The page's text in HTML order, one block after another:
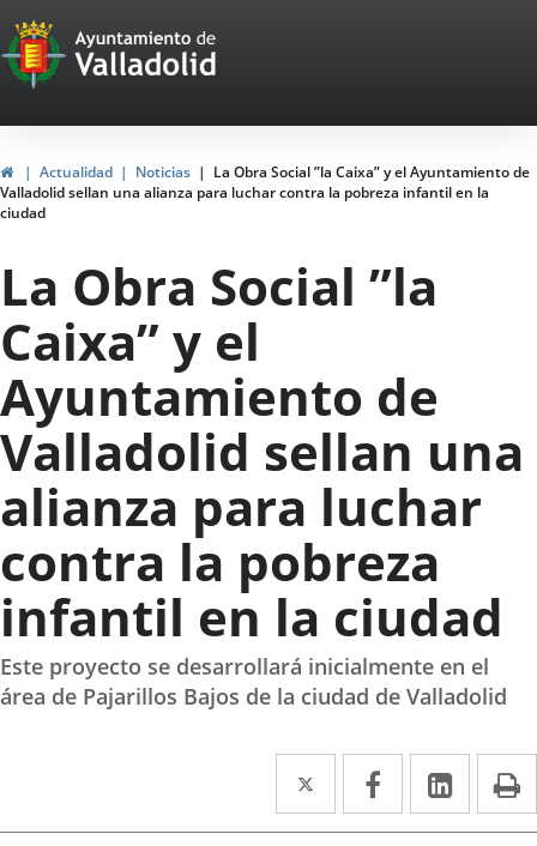
Portal
Web
del
Ayuntamiento
de
Valladolid
HomeActualidad Noticias
La Obra Social ”la Caixa” y el Ayuntamiento de
Valladolid sellan una alianza para luchar contra la pobreza infantil en la
ciudad
La Obra Social ”la
Caixa” y el
Ayuntamiento de
Valladolid sellan una
alianza para luchar
contra la pobreza
infantil en la ciudad
Este proyecto se desarrollará inicialmente en el
área de Pajarillos Bajos de la ciudad de Valladolid
Twitter
Enlace
a
Facebook
Enlace
a
Enlace
a